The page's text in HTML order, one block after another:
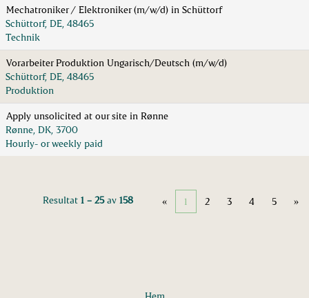
Mechatroniker / Elektroniker (m/w/d) in Schüttorf
Schüttorf, DE, 48465
Technik
Vorarbeiter Produktion Ungarisch/Deutsch (m/w/d)
Schüttorf, DE, 48465
Produktion
Apply unsolicited at our site in Rønne
Rønne, DK, 3700
Hourly- or weekly paid
Resultat 1 – 25av 158 « 1 2 3 4 5 »
Hem